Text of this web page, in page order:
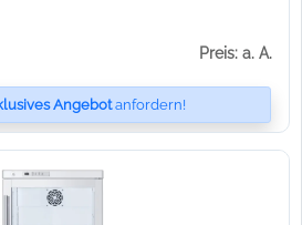
Preis: a. A.
Angebotanfordern!